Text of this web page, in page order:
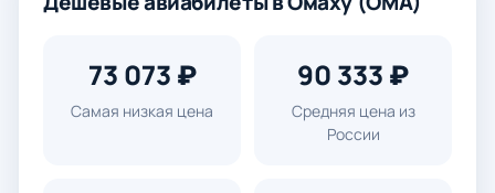
73 073 ₽
Самая низкая цена
90 333 ₽
Средняя цена из
России